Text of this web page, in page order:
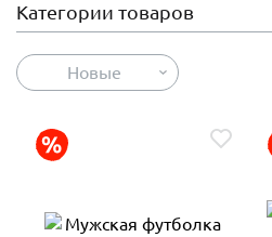
Категории товаров
Новые